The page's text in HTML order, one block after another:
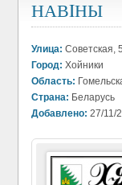
НАВIНЫ
Улица: Советская,
Город: Хойники
Область:
Страна: Беларусь
Добавлено: 27/11/